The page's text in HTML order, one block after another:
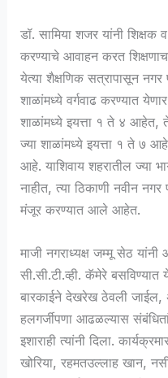
डॉ. सामिया शजर यांनी शिक्षक
करण्याचे आवाहन करत
येत्या शैक्षणिक सत्रापासून नगर
शाळांमध्ये वर्गवाढ करण्यात
शाळांमध्ये इयत्ता १ ते ४
ज्या शाळांमध्ये इयत्ता १ ते ७
आहे. याशिवाय शहरातील ज्या
नाहीत, त्या ठिकाणी नवीन
मंजूर करण्यात आले आहेत.
माजी नगराध्यक्ष जम्मू सेठ यांनी
सी.सी.टी.व्ही. कॅमेरे
बारकाईने देखरेख ठेवली जाईल,
हलगर्जीपणा आढळल्यास
इशाराही त्यांनी दिला.
खोरिया, रहमतउल्लाह खान,